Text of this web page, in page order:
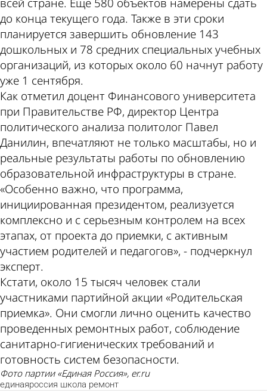
всей стране. Еще 580 объектов намерены сдать
до конца текущего года. Также в эти сроки
планируется завершить обновление 143
дошкольных и 78 средних специальных учебных
организаций, из которых около 60 начнут работу
уже 1 сентября.
Как отметил доцент Финансового университета
при Правительстве РФ, директор Центра
политического анализа политолог Павел
Данилин, впечатляют не только масштабы, но и
реальные результаты работы по обновлению
образовательной инфраструктуры в стране.
«Особенно важно, что программа,
инициированная президентом, реализуется
комплексно и с серьезным контролем на всех
этапах, от проекта до приемки, с активным
участием родителей и педагогов», - подчеркнул
эксперт.
Кстати, около 15 тысяч человек стали
участниками партийной акции «Родительская
приемка». Они смогли лично оценить качество
проведенных ремонтных работ, соблюдение
санитарно-гигиенических требований и
готовность систем безопасности.
фото партии «Единая Россия», er.ru
единаяроссия школа ремонт